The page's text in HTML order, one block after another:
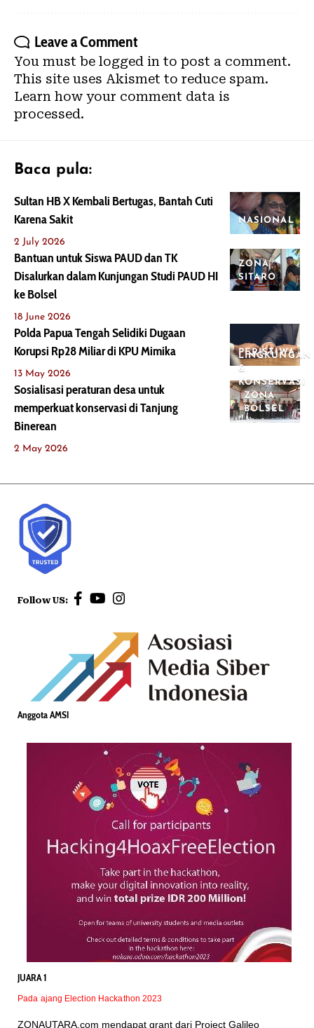
Leave a Comment
You must be logged in to post a comment.
This site uses Akismet to reduce spam.
Learn how your comment data is
processed.
Baca pula:
NASIONAL
Sultan HB X Kembali Bertugas, Bantah Cuti
Karena Sakit
2 July 2026
ZONA
SITARO
Bantuan untuk Siswa PAUD dan TK
Disalurkan dalam Kunjungan Studi PAUD HI
ke Bolsel
18 June 2026
PERISTIWA
Polda Papua Tengah Selidiki Dugaan
Korupsi Rp28 Miliar di KPU Mimika
13 May 2026
LINGKUNGAN
&
KONSERVASI
ZONA
BOLSEL
Sosialisasi peraturan desa untuk
memperkuat konservasi di Tanjung
Binerean
2 May 2026
Follow US:
Anggota AMSI
JUARA 1
Pada ajang Election Hackathon 2023
ZONAUTARA.com mendapat grant dari Project Galileo